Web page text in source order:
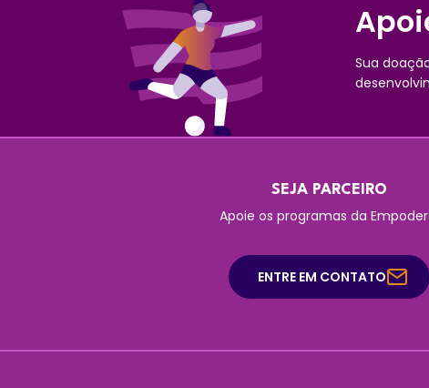
Sua
SEJA PARCEIRO
Apoie os programas da
ENTRE EM CONTATO